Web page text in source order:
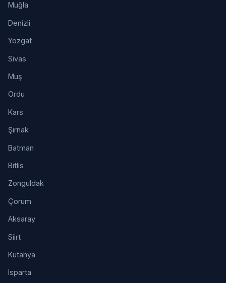
Muğla
Denizli
Yozgat
Sivas
Muş
Ordu
Kars
Şırnak
Batman
Bitlis
Zonguldak
Çorum
Aksaray
Siirt
Kütahya
Isparta